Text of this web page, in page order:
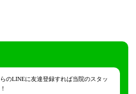
のLINEに友達登録すれば当院のスタッ